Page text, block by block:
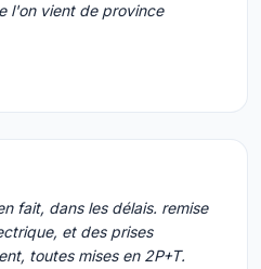
l'on vient de province
fait, dans les délais. remise
et des prises
toutes mises en 2P+T.